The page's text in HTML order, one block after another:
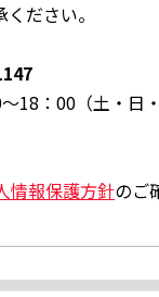
ださい。
18：00（土・日
情報保護方針のご